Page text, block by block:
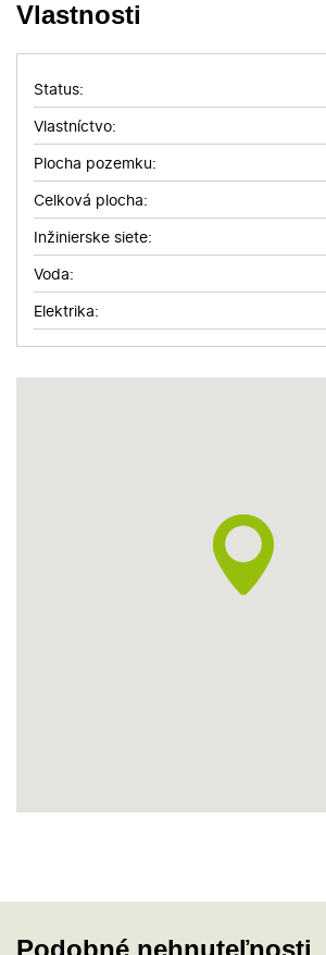
Vlastnosti
Status:
Vlastníctvo:
Plocha pozemku:
Celková plocha:
Inžinierske siete:
Voda:
Elektrika:
Podobné nehnuteľnosti